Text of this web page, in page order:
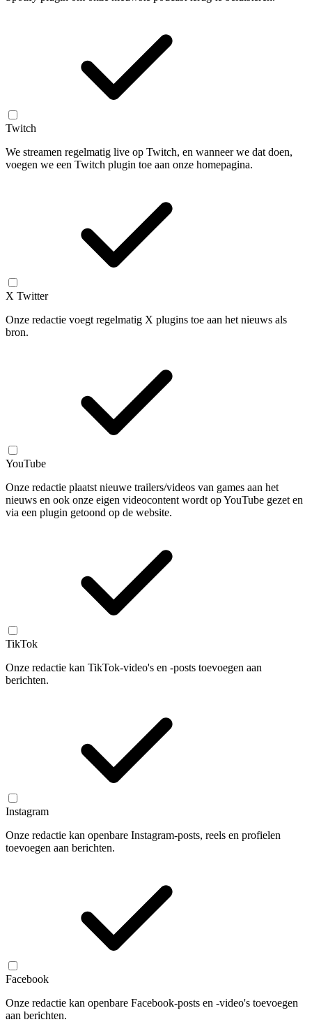
Twitch
We streamen regelmatig live op Twitch, en wanneer we dat doen,
voegen we een Twitch plugin toe aan onze homepagina.
X Twitter
Onze redactie voegt regelmatig X plugins toe aan het nieuws als
bron.
YouTube
Onze redactie plaatst nieuwe trailers/videos van games aan het
nieuws en ook onze eigen videocontent wordt op YouTube gezet en
via een plugin getoond op de website.
TikTok
Onze redactie kan TikTok-video's en -posts toevoegen aan
berichten.
Instagram
Onze redactie kan openbare Instagram-posts, reels en profielen
toevoegen aan berichten.
Facebook
Onze redactie kan openbare Facebook-posts en -video's toevoegen
aan berichten.